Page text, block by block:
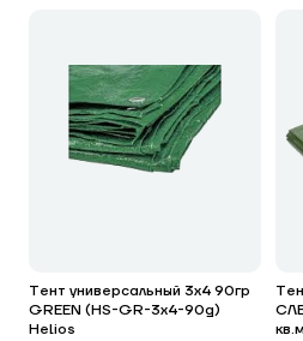
Тент универсальный 3х4 90гр
GREEN (HS-GR-3х4-90g)
Helios